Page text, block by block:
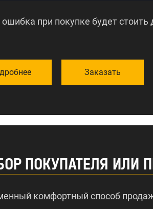
при покупке будет стоить
ПОКУПАТЕЛЯ ИЛИ
комфортный способ
Заказать